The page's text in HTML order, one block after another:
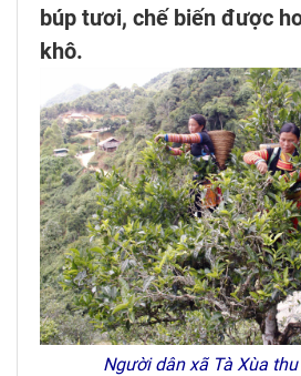
búp tươi, chế biến được
khô.
Người dân xã Tà Xùa